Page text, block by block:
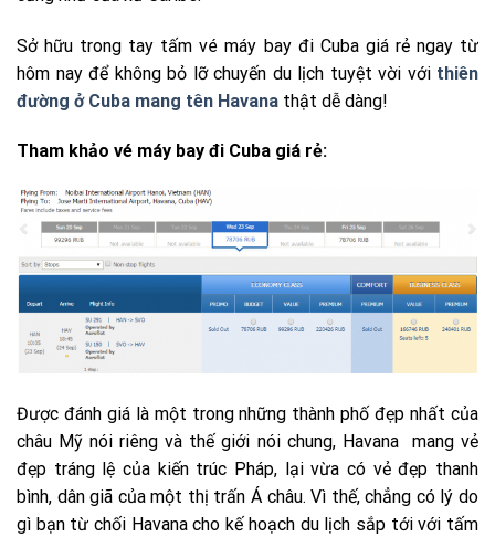
Sở hữu trong tay tấm vé máy bay đi Cuba giá rẻ ngay từ
hôm nay để không bỏ lỡ chuyến du lịch tuyệt vời với thiên
đường ở Cuba mang tên Havana thật dễ dàng!
Tham khảo vé máy bay đi Cuba giá rẻ:
Được đánh giá là một trong những thành phố đẹp nhất của
châu Mỹ nói riêng và thế giới nói chung, Havana mang vẻ
đẹp tráng lệ của kiến trúc Pháp, lại vừa có vẻ đẹp thanh
bình, dân giã của một thị trấn Á châu. Vì thế, chẳng có lý do
gì bạn từ chối Havana cho kế hoạch du lịch sắp tới với tấm